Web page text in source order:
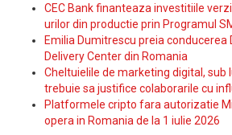
CEC Bank finanteaza investitiile
urilor din productie prin Programul
Emilia Dumitrescu preia conducerea
Delivery Center din Romania
Cheltuielile de marketing digital, sub
trebuie sa justifice colaborarile cu
Platformele cripto fara autorizatie
opera in Romania de la 1 iulie 2026